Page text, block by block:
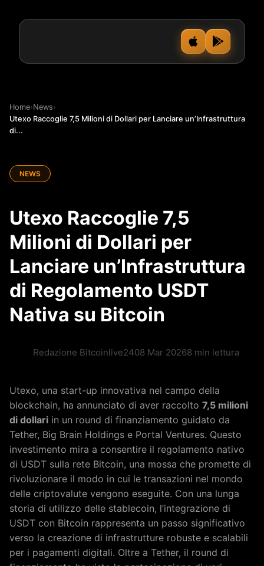
Home›News›
Utexo Raccoglie 7,5 Milioni di Dollari per Lanciare un’Infrastruttura
di...
NEWS
Utexo Raccoglie 7,5
Milioni di Dollari per
Lanciare un’Infrastruttura
di Regolamento USDT
Nativa su Bitcoin
Redazione Bitcoinlive2408 Mar 20268 min lettura
Utexo, una start-up innovativa nel campo della
blockchain, ha annunciato di aver raccolto 7,5 milioni
di dollari in un round di finanziamento guidato da
Tether, Big Brain Holdings e Portal Ventures. Questo
investimento mira a consentire il regolamento nativo
di USDT sulla rete Bitcoin, una mossa che promette di
rivoluzionare il modo in cui le transazioni nel mondo
delle criptovalute vengono eseguite. Con una lunga
storia di utilizzo delle stablecoin, l’integrazione di
USDT con Bitcoin rappresenta un passo significativo
verso la creazione di infrastrutture robuste e scalabili
per i pagamenti digitali. Oltre a Tether, il round di